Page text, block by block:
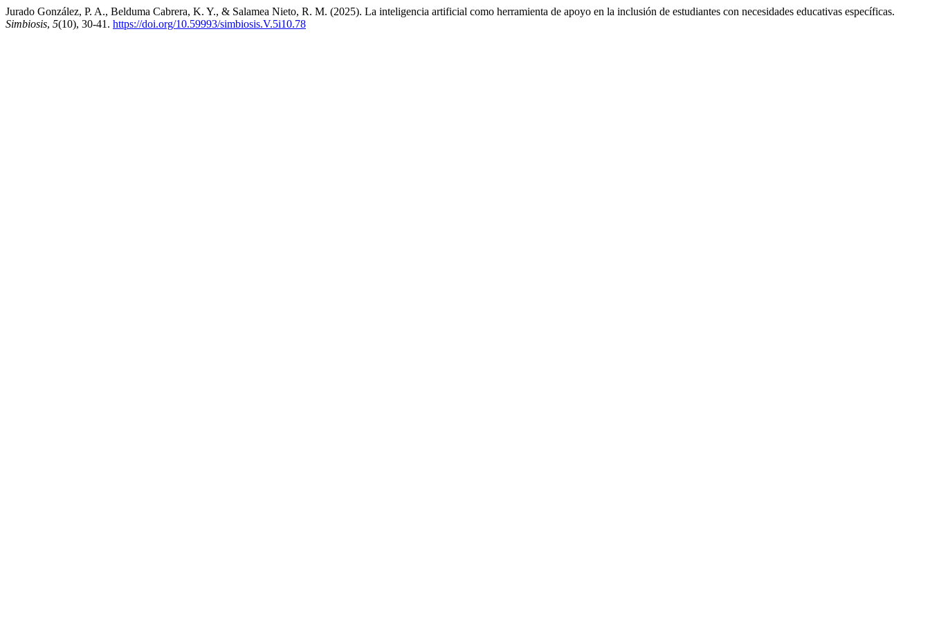
Jurado González, P. A., Belduma Cabrera, K. Y., & Salamea Nieto, R. M. (2025). La inteligencia artificial como herramienta de apoyo en la inclusión de estudiantes con necesidades educativas específicas.
Simbiosis, 5(10), 30-41. https://doi.org/10.59993/simbiosis.V.5i10.78